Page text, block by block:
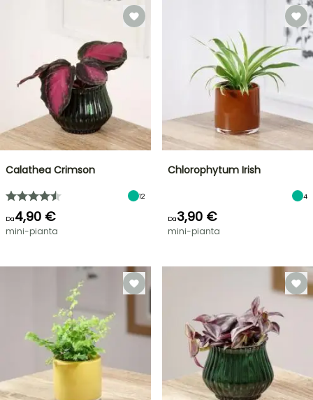
Calathea Crimson
12
Da4,90 €
mini-pianta
Chlorophytum Irish
4
Da3,90 €
mini-pianta